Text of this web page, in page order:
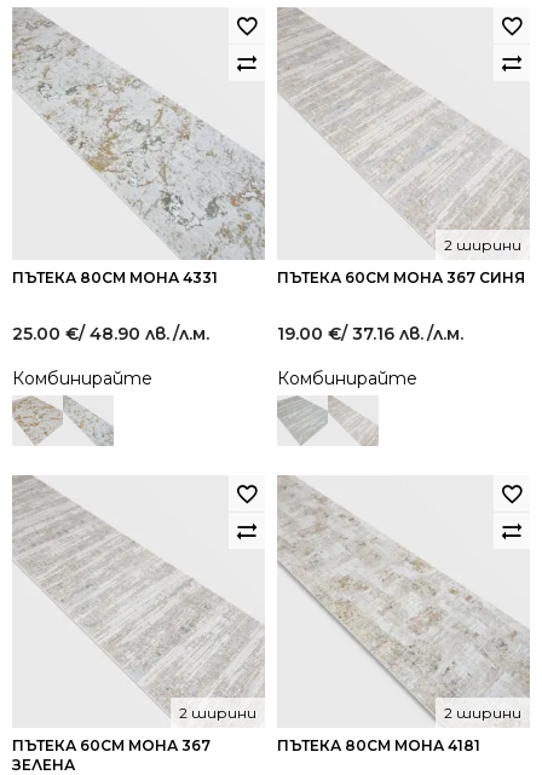
ПЪТЕКА 80СМ МОНА 4331
25.00 €/ 48.90 лв./л.м.
Комбинирайте
ПЪТЕКА 60СМ МОНА 367 СИНЯ
2 ширини
19.00 €/ 37.16 лв./л.м.
Комбинирайте
ПЪТЕКА 60СМ МОНА 367
ЗЕЛЕНА
2 ширини
ПЪТЕКА 80СМ МОНА 4181
2 ширини